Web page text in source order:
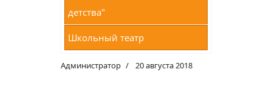
детства"
Школьный театр
Администратор 20 августа 2018